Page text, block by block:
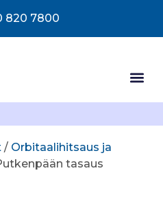
820 7800
/ Orbitaalihitsaus ja
tasaus